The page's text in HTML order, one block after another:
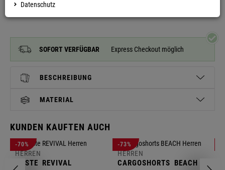
SOFORT VERFÜGBAR Express Checkout möglich
BESCHREIBUNG
MATERIAL
KUNDEN KAUFTEN AUCH
-70%
HERREN
WESTE REVIVAL
-73%
HERREN
CARGOSHORTS BEACH
Datenschutz